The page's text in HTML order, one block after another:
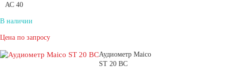
АС 40
В наличии
Цена по запросу
Аудиометр Maico
ST 20 BC